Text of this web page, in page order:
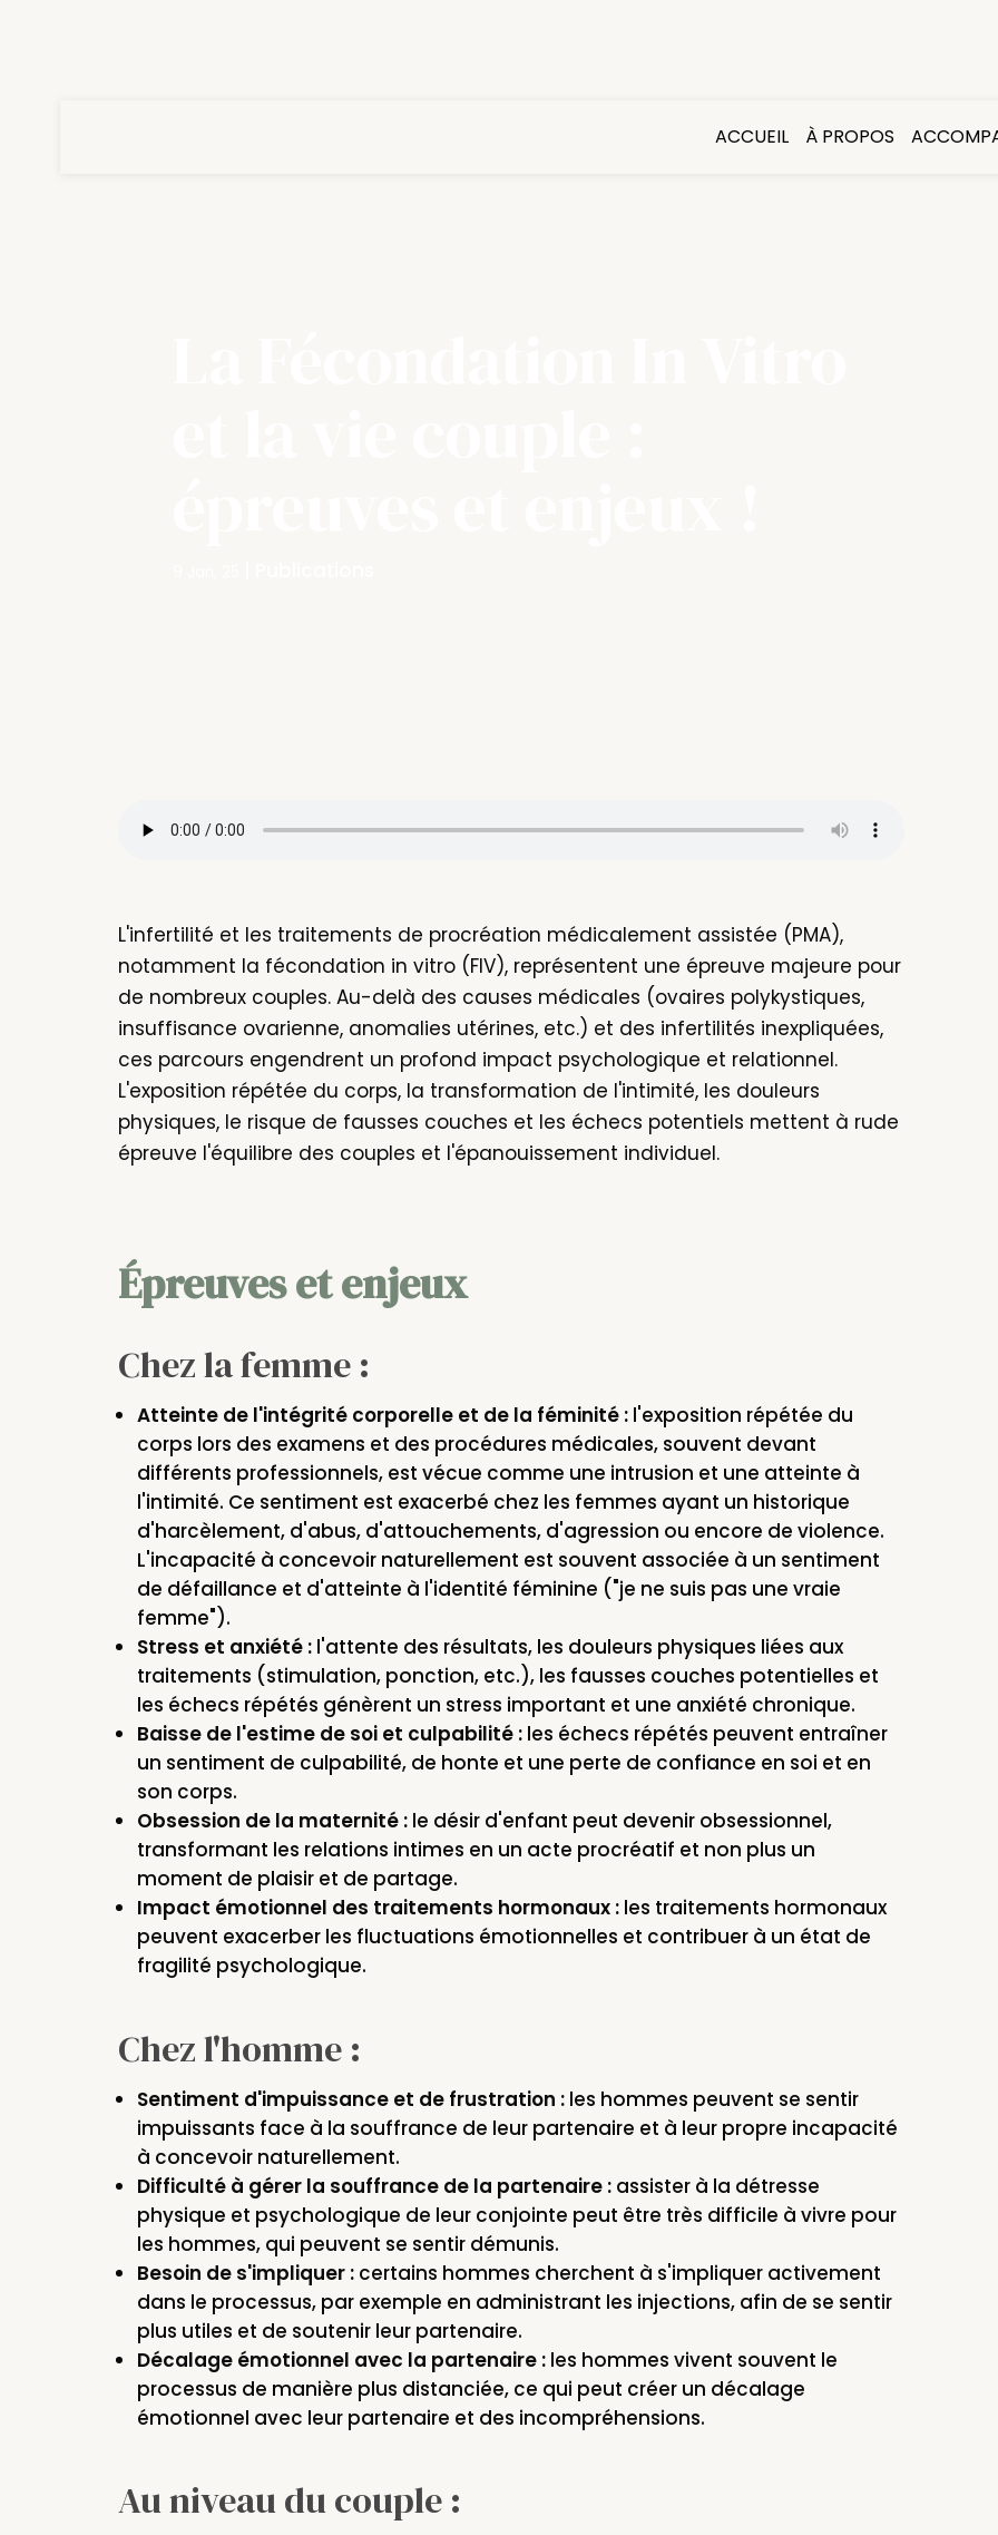
ACCUEIL À PROPOS
L'infertilité et les traitements de procréation médicalement assistée (PMA),
notamment la fécondation in vitro (FIV), représentent une épreuve majeure pour
de nombreux couples. Au-delà des causes médicales (ovaires polykystiques,
insuffisance ovarienne, anomalies utérines, etc.) et des infertilités inexpliquées,
ces parcours engendrent un profond impact psychologique et relationnel.
L'exposition répétée du corps, la transformation de l'intimité, les douleurs
physiques, le risque de fausses couches et les échecs potentiels mettent à rude
épreuve l'équilibre des couples et l'épanouissement individuel.
Épreuves et enjeux
Chez la femme :
Atteinte de l'intégrité corporelle et de la féminité : l'exposition répétée du
corps lors des examens et des procédures médicales, souvent devant
différents professionnels, est vécue comme une intrusion et une atteinte à
l'intimité. Ce sentiment est exacerbé chez les femmes ayant un historique
d'harcèlement, d'abus, d'attouchements, d'agression ou encore de violence.
L'incapacité à concevoir naturellement est souvent associée à un sentiment
de défaillance et d'atteinte à l'identité féminine ("je ne suis pas une vraie
femme").
Stress et anxiété : l'attente des résultats, les douleurs physiques liées aux
traitements (stimulation, ponction, etc.), les fausses couches potentielles et
les échecs répétés génèrent un stress important et une anxiété chronique.
Baisse de l'estime de soi et culpabilité : les échecs répétés peuvent entraîner
un sentiment de culpabilité, de honte et une perte de confiance en soi et en
son corps.
Obsession de la maternité : le désir d'enfant peut devenir obsessionnel,
transformant les relations intimes en un acte procréatif et non plus un
moment de plaisir et de partage.
Impact émotionnel des traitements hormonaux : les traitements hormonaux
peuvent exacerber les fluctuations émotionnelles et contribuer à un état de
fragilité psychologique.
Chez l'homme :
Sentiment d'impuissance et de frustration : les hommes peuvent se sentir
impuissants face à la souffrance de leur partenaire et à leur propre incapacité
à concevoir naturellement.
Difficulté à gérer la souffrance de la partenaire : assister à la détresse
physique et psychologique de leur conjointe peut être très difficile à vivre pour
les hommes, qui peuvent se sentir démunis.
Besoin de s'impliquer : certains hommes cherchent à s'impliquer activement
dans le processus, par exemple en administrant les injections, afin de se sentir
plus utiles et de soutenir leur partenaire.
Décalage émotionnel avec la partenaire : les hommes vivent souvent le
processus de manière plus distanciée, ce qui peut créer un décalage
émotionnel avec leur partenaire et des incompréhensions.
Au niveau du couple :